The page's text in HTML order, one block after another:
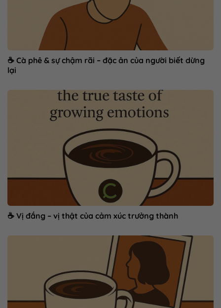
☕ Cà phê & sự chậm rãi – đặc ân của người biết dừng
lại
☕ Vị đắng – vị thật của cảm xúc trưởng thành